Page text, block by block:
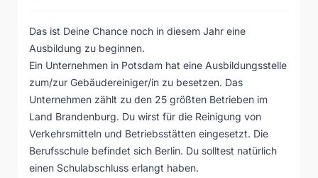
Das ist Deine Chance noch in diesem Jahr eine
Ausbildung zu beginnen.
Ein Unternehmen in Potsdam hat eine Ausbildungsstelle
zum/zur Gebäudereiniger/in zu besetzen. Das
Unternehmen zählt zu den 25 größten Betrieben im
Land Brandenburg. Du wirst für die Reinigung von
Verkehrsmitteln und Betriebsstätten eingesetzt. Die
Berufsschule befindet sich Berlin. Du solltest natürlich
einen Schulabschluss erlangt haben.